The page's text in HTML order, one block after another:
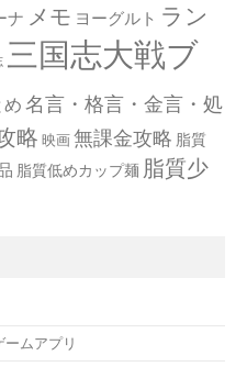
ナ メモ ヨーグルト ラン
三国志大戦ブ
め 名言・格言・金言・処
略 映画 無課金攻略 脂質
脂質低めカップ麺 脂質少
ームアプリ